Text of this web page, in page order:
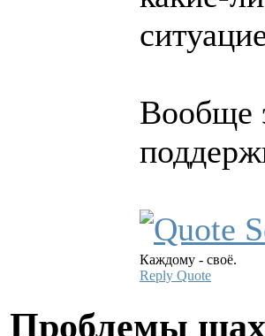
Вообще
Каждому - своё.
Reply Quote
Проблемы